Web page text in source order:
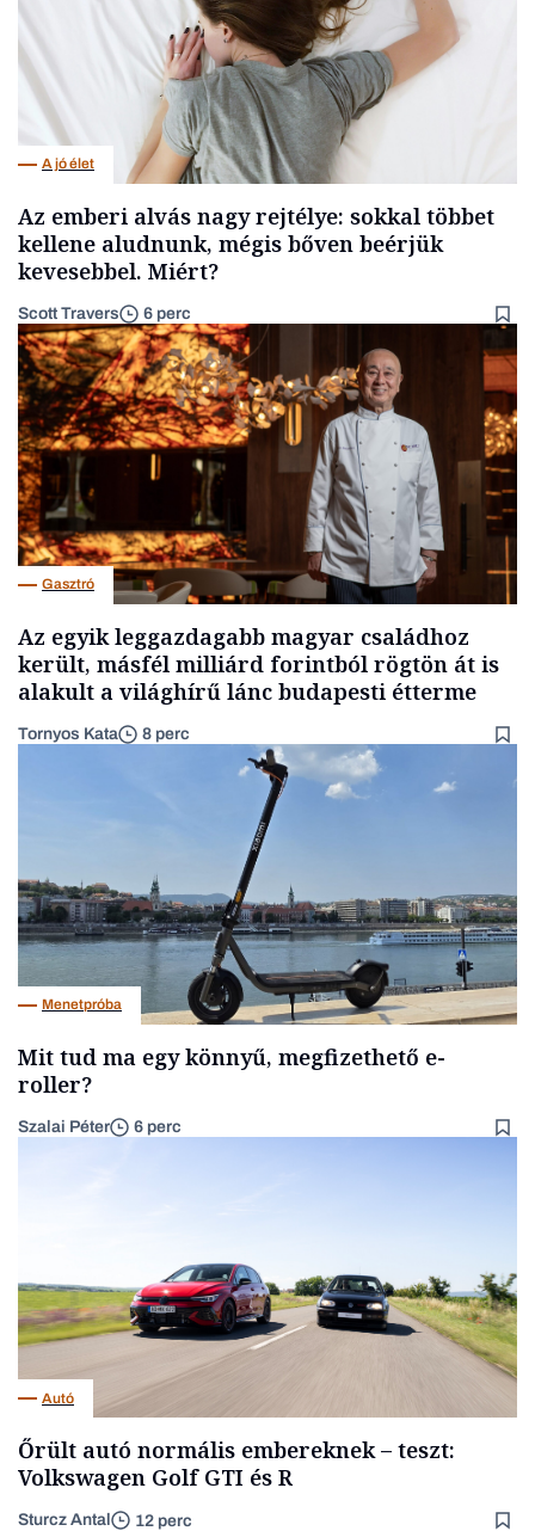
A jó élet
Az emberi alvás nagy rejtélye: sokkal többet
kellene aludnunk, mégis bőven beérjük
kevesebbel. Miért?
Scott Travers 6 perc
Gasztró
Az egyik leggazdagabb magyar családhoz
került, másfél milliárd forintból rögtön át is
alakult a világhírű lánc budapesti étterme
Tornyos Kata 8 perc
Menetpróba
Mit tud ma egy könnyű, megfizethető e-
roller?
Szalai Péter 6 perc
Autó
Őrült autó normális embereknek – teszt:
Volkswagen Golf GTI és R
Sturcz Antal 12 perc